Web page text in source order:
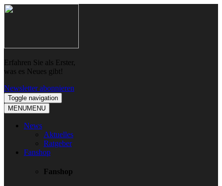
Skip
Skip
Erfahren Sie als Erster,
was es Neues gibt!
Newsletter abonnieren
Toggle navigation
MENUMENU
News
Aktuelles
Ratgeber
Fanshop
Fanshop